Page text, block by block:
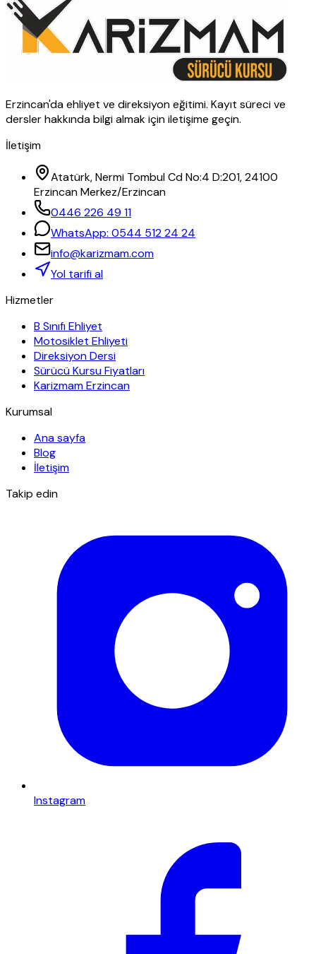
Erzincan'da ehliyet ve direksiyon eğitimi. Kayıt süreci ve
dersler hakkında bilgi almak için iletişime geçin.
İletişim
Atatürk, Nermi Tombul Cd No:4 D:201, 24100
Erzincan Merkez/Erzincan
0446 226 49 11
WhatsApp: 0544 512 24 24
info@karizmam.com
Yol tarifi al
Hizmetler
B Sınıfı Ehliyet
Motosiklet Ehliyeti
Direksiyon Dersi
Sürücü Kursu Fiyatları
Karizmam Erzincan
Kurumsal
Ana sayfa
Blog
İletişim
Takip edin
Instagram